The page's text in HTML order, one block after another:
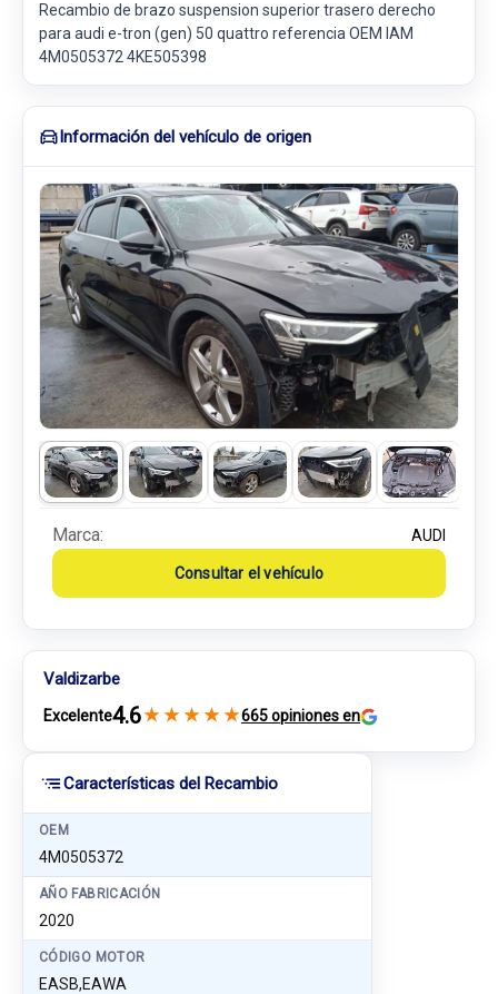
Características del Recambio
OEM
4M0505372
AÑO FABRICACIÓN
2020
CÓDIGO MOTOR
EASB,EAWA
Recambio de brazo suspension superior trasero derecho
para audi e-tron (gen) 50 quattro referencia OEM IAM
4M0505372 4KE505398
Información del vehículo de origen
Marca: AUDI
Consultar el vehículo
Valdizarbe
Excelente4.6★ ★ ★ ★ ★665 opiniones en